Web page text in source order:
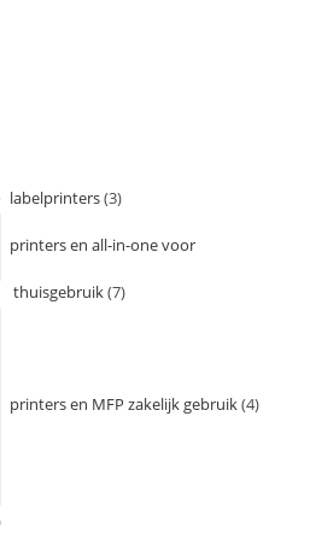
labelprinters 3
printers en all-in-one voor
thuisgebruik 7
printers en MFP zakelijk gebruik 4